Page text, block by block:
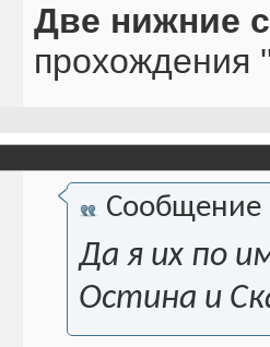
Две нижние
прохождения
Сообщение
Да я их по
Остина и